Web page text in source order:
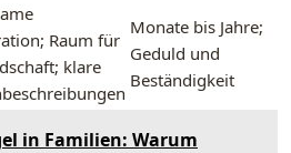
Raum für
klare
Monate bis Jahre;
Geduld und
Beständigkeit
in Familien: Warum